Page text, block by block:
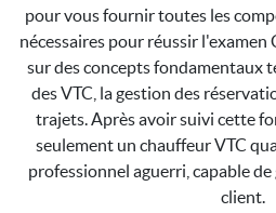
pour vous fournir toutes les
nécessaires pour réussir
sur des concepts fondamentaux
des VTC, la gestion des
trajets. Après avoir suivi cette
seulement un chauffeur VTC
professionnel aguerri, capable
client.